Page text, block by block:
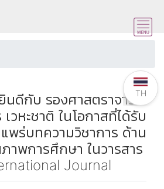
นดีกับ รองศาสตราจารย์
วหะชาติ ในโอกาสที่ได้รับ
พร่บทความวิชาการ ด้าน
าพการศึกษา ในวารสาร
Journal
TH